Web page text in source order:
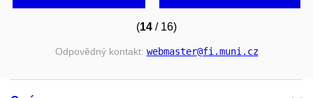
(14 / 16)
Odpovědný kontakt: webmaster@fi.muni.cz